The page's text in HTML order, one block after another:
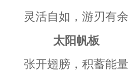
灵活自如，游刃有余
太阳帆板
张开翅膀，积蓄能量